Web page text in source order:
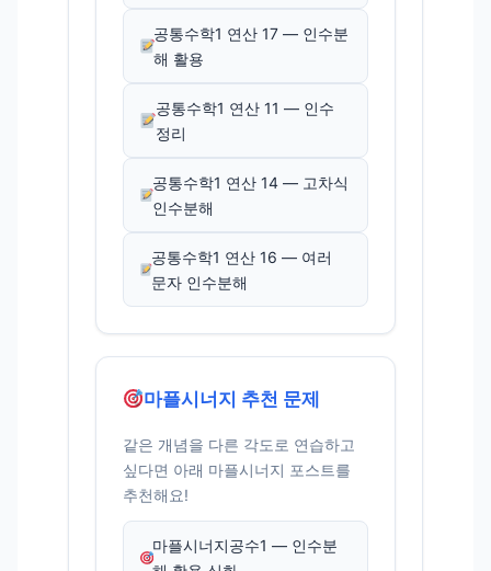
공통수학1 연산 17 — 인수분
해 활용
공통수학1 연산 11 — 인수
정리
공통수학1 연산 14 — 고차식
인수분해
공통수학1 연산 16 — 여러
문자 인수분해
마플시너지 추천 문제
같은 개념을 다른 각도로 연습하고
싶다면 아래 마플시너지 포스트를
추천해요!
마플시너지공수1 — 인수분